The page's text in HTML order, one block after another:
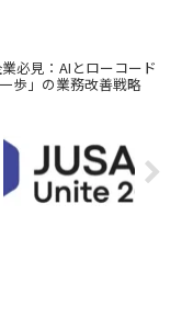
必見：AIとローコード
歩」の業務改善戦略